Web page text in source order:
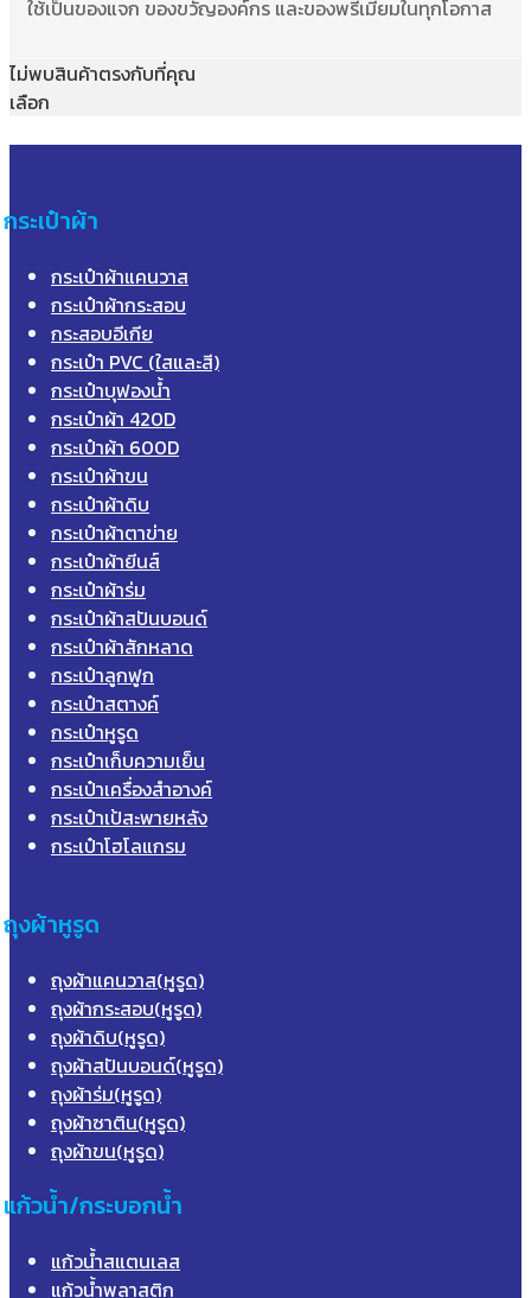
ใช้เป็นของแจก ของขวัญองค์กร และของพรีเมี่ยมในทุกโอกาส
ไม่พบสินค้าตรงกับที่คุณ
เลือก
กระเป๋าผ้า
กระเป๋าผ้าแคนวาส
กระเป๋าผ้ากระสอบ
กระสอบอีเกีย
กระเป๋า PVC (ใสและสี)
กระเป๋าบุฟองน้ำ
กระเป๋าผ้า 420D
กระเป๋าผ้า 600D
กระเป๋าผ้าขน
กระเป๋าผ้าดิบ
กระเป๋าผ้าตาข่าย
กระเป๋าผ้ายีนส์
กระเป๋าผ้าร่ม
กระเป๋าผ้าสปันบอนด์
กระเป๋าผ้าสักหลาด
กระเป๋าลูกฟูก
กระเป๋าสตางค์
กระเป๋าหูรูด
กระเป๋าเก็บความเย็น
กระเป๋าเครื่องสำอางค์
กระเป๋าเป้สะพายหลัง
กระเป๋าโฮโลแกรม
ถุงผ้าหูรูด
ถุงผ้าแคนวาส(หูรูด)
ถุงผ้ากระสอบ(หูรูด)
ถุงผ้าดิบ(หูรูด)
ถุงผ้าสปันบอนด์(หูรูด)
ถุงผ้าร่ม(หูรูด)
ถุงผ้าซาติน(หูรูด)
ถุงผ้าขน(หูรูด)
แก้วน้ำ/กระบอกน้ำ
แก้วน้ำสแตนเลส
แก้วน้ำพลาสติก